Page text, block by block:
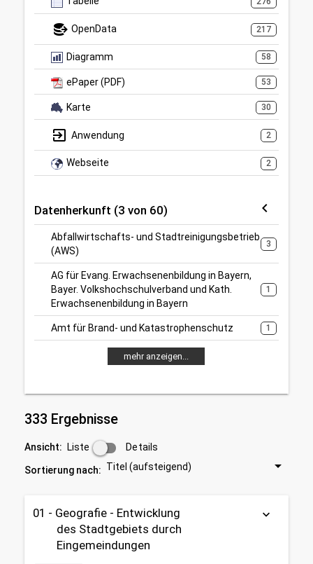
OpenData 217
Diagramm 58
ePaper (PDF) 53
Karte 30
Anwendung 2
Webseite 2
Datenherkunft (3 von 60)
Abfallwirtschafts- und Stadtreinigungsbetrieb
(AWS)
3
AG für Evang. Erwachsenenbildung in Bayern,
Bayer. Volkshochschulverband und Kath.
Erwachsenenbildung in Bayern
1
Amt für Brand- und Katastrophenschutz 1
mehr anzeigen...
333 Ergebnisse
Ansicht: Liste Details
Sortierung nach: Titel (aufsteigend)
01 - Geografie - Entwicklung
des Stadtgebiets durch
Eingemeindungen
keyboard_arrow_down